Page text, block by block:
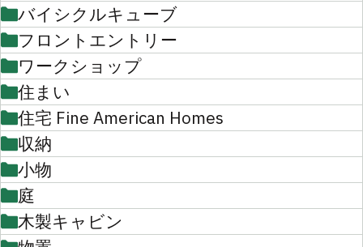
バイシクルキューブ
フロントエントリー
ワークショップ
住まい
住宅 Fine American Homes
収納
小物
庭
木製キャビン